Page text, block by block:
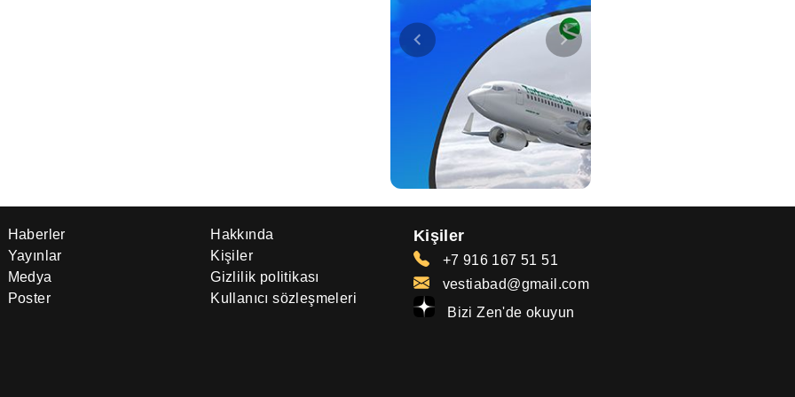
Haberler
Yayınlar
Medya
Poster
Hakkında
Kişiler
Gizlilik politikası
Kullanıcı sözleşmeleri
Kişiler
+7 916 167 51 51
vestiabad@gmail.com
Bizi Zen'de okuyun